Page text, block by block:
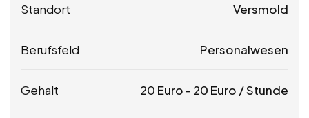
Standort Versmold
Berufsfeld Personalwesen
Gehalt 20 Euro - 20 Euro / Stunde